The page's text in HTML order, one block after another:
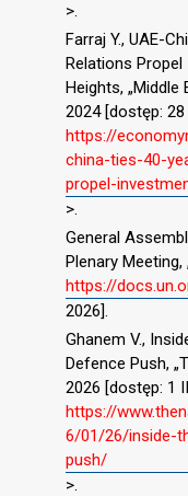
>.
Farraj Y., UAE-
Relations
Heights, „Middle
2024 [dostęp: 28
https://
china-ties-40-
propel-
>.
General
Plenary Meeting,
https://
2026].
Ghanem V.,
Defence Push,
2026 [dostęp: 1
https://
6/01/26/inside-
push/
>.